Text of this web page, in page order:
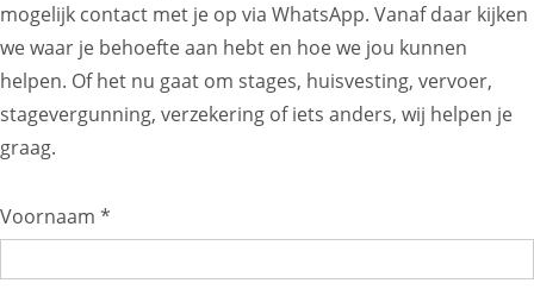
mogelijk contact met je op via WhatsApp. Vanaf daar kijken
we waar je behoefte aan hebt en hoe we jou kunnen
helpen. Of het nu gaat om stages, huisvesting, vervoer,
stagevergunning, verzekering of iets anders, wij helpen je
graag.
Voornaam *